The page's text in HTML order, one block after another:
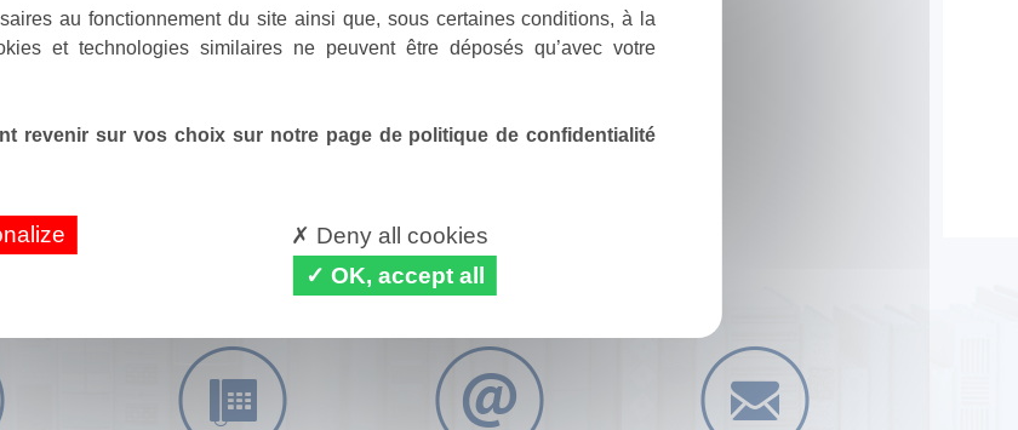
au fonctionnement du site ainsi que, sous certaines conditions, à la
et technologies similaires ne peuvent être déposés qu’avec votre
revenir sur vos choix sur notre page de politique de confidentialité
Deny all cookies
OK, accept all